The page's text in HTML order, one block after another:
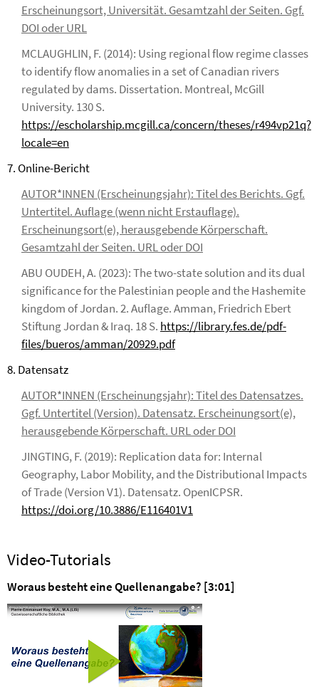
Erscheinungsort, Universität. Gesamtzahl der Seiten. Ggf.
DOI oder URL
MCLAUGHLIN, F. (2014): Using regional flow regime classes
to identify flow anomalies in a set of Canadian rivers
regulated by dams. Dissertation. Montreal, McGill
University. 130 S.
https://escholarship.mcgill.ca/concern/theses/r494vp21q?
locale=en
7. Online-Bericht
AUTOR*INNEN (Erscheinungsjahr): Titel des Berichts. Ggf.
Untertitel. Auflage (wenn nicht Erstauflage).
Erscheinungsort(e), herausgebende Körperschaft.
Gesamtzahl der Seiten. URL oder DOI
ABU OUDEH, A. (2023): The two-state solution and its dual
significance for the Palestinian people and the Hashemite
kingdom of Jordan. 2. Auflage. Amman, Friedrich Ebert
Stiftung Jordan & Iraq. 18 S. https://library.fes.de/pdf-
files/bueros/amman/20929.pdf
8. Datensatz
AUTOR*INNEN (Erscheinungsjahr): Titel des Datensatzes.
Ggf. Untertitel (Version). Datensatz. Erscheinungsort(e),
herausgebende Körperschaft. URL oder DOI
JINGTING, F. (2019): Replication data for: Internal
Geography, Labor Mobility, and the Distributional Impacts
of Trade (Version V1). Datensatz. OpenICPSR.
https://doi.org/10.3886/E116401V1
Video-Tutorials
Woraus besteht eine Quellenangabe? [3:01]